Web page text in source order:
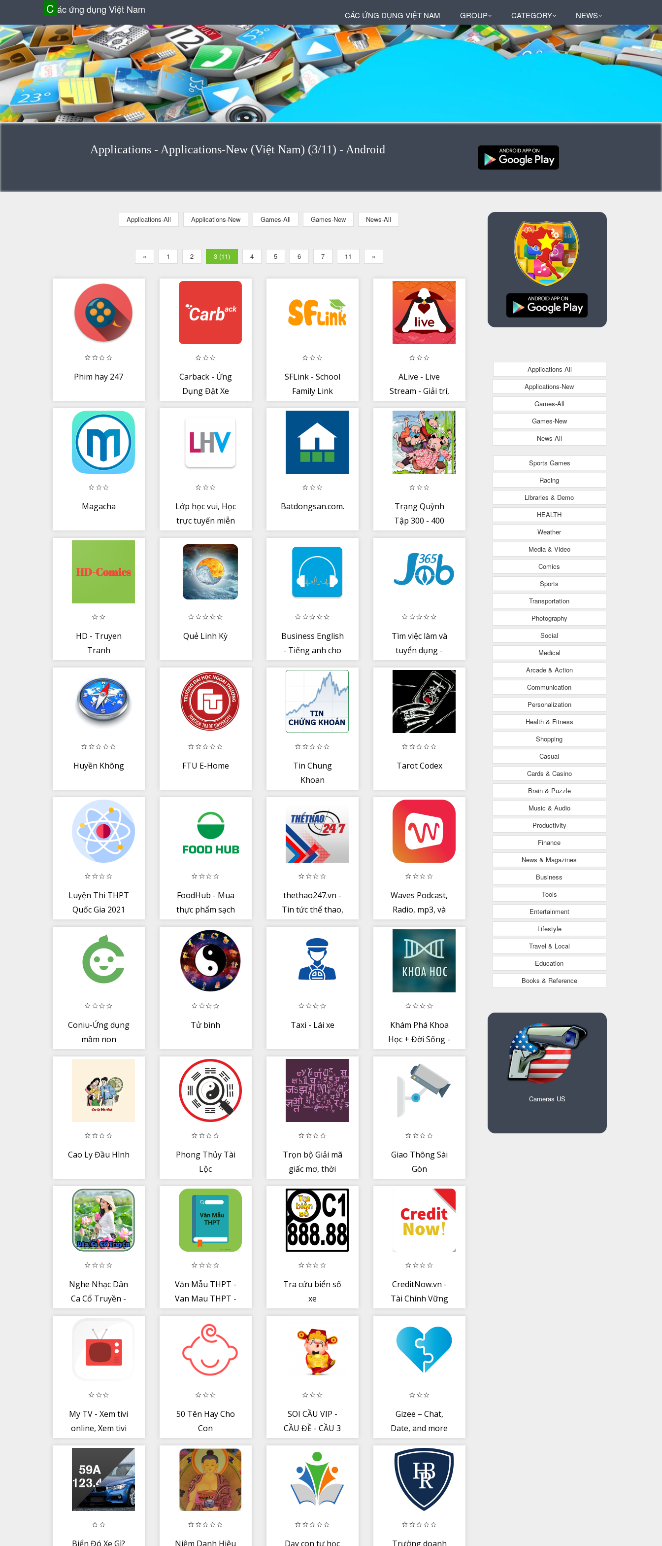
C ác ứng dụng Việt Nam CÁC ỨNG DỤNG VIỆT NAM GROUP CATEGORY NEWS
Applications - Applications-New (Việt Nam) (3/11) - Android
Applications-All Applications-New Games-All Games-New News-All
« 1 2 3 (11) 4 5 6 7 11 »
Phim hay 247
Carback - Ứng
Dụng Đặt Xe
SFLink - School
Family Link
ALive - Live
Stream - Giải trí,
Magacha
Lớp học vui, Học
trực tuyến miễn
Batdongsan.com.vn
Trạng Quỳnh
Tập 300 - 400
HD - Truyen
Tranh
Quẻ Linh Kỳ
Business English
- Tiếng anh cho
Tìm việc làm và
tuyển dụng -
Huyền Không FTU E-Home
Tin Chung
Khoan
Tarot Codex
Luyện Thi THPT
Quốc Gia 2021
FoodHub - Mua
thực phẩm sạch
nhà
thethao247.vn -
Tin tức thể thao,
Waves Podcast,
Radio, mp3, và
Coniu-Ứng dụng
mầm non
Tử bình Taxi - Lái xe
Khám Phá Khoa
Học + Đời Sống -
Cao Ly Đầu Hình
Phong Thủy Tài
Lộc
Trọn bộ Giải mã
giấc mơ, thời
dữ
Giao Thông Sài
Gòn
Nghe Nhạc Dân
Ca Cổ Truyền -
Lọc
Văn Mẫu THPT -
Van Mau THPT -
thông
Tra cứu biển số
xe
CreditNow.vn -
Tài Chính Vững
My TV - Xem tivi
online, Xem tivi
50 Tên Hay Cho
Con
SOI CẦU VIP -
CẦU ĐỀ - CẦU 3
Gizee – Chat,
Date, and more
Biển Đó Xe Gì? Niệm Danh Hiệu Dạy con tự học Trường doanh
Applications-All
Applications-New
Games-All
Games-New
News-All
Sports Games
Racing
Libraries & Demo
HEALTH
Weather
Media & Video
Comics
Sports
Transportation
Photography
Social
Medical
Arcade & Action
Communication
Personalization
Health & Fitness
Shopping
Casual
Cards & Casino
Brain & Puzzle
Music & Audio
Productivity
Finance
News & Magazines
Business
Tools
Entertainment
Lifestyle
Travel & Local
Education
Books & Reference
Cameras US